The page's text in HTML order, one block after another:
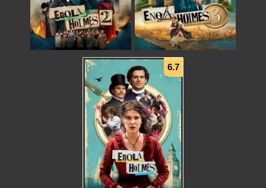
Enola Holmes 3
(2026)
هیجان انگیز
دوبله فارسی
Enola Holmes 2
(2022)
ماجراجویی
دوبله فارسی
+ WATCHLIST
6.7